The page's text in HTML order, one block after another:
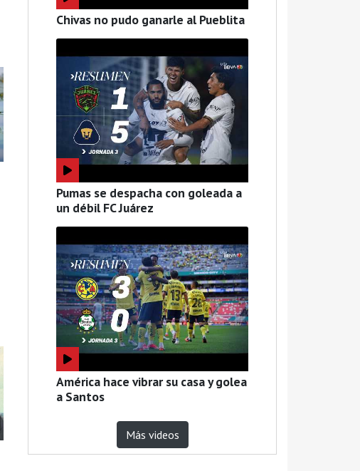
Chivas no pudo ganarle al Pueblita
Pumas se despacha con goleada a
un débil FC Juárez
América hace vibrar su casa y golea
a Santos
Más videos